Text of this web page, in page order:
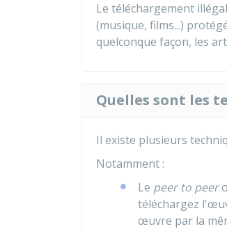
Le téléchargement
(musique, films...)
quelconque façon, les
Quelles sont les
Il existe plusieurs
Notamment :
Le peer to peer
téléchargez
œuvre par la